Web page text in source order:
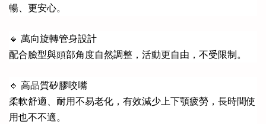
暢、更安心。
🔹 萬向旋轉管身設計
配合臉型與頭部角度自然調整，活動更自由，不受限制。
🔹 高品質矽膠咬嘴
柔軟舒適、耐用不易老化，有效減少上下顎疲勞，長時間使
用也不不適。